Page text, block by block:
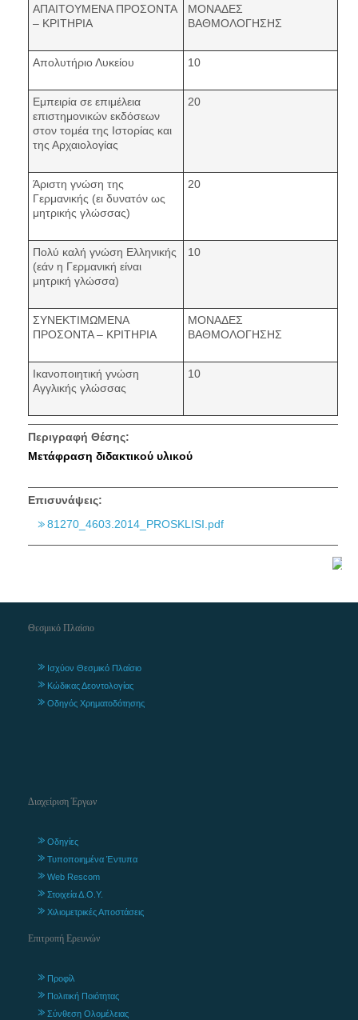
ΑΠΑΙΤΟΥΜΕΝΑ ΠΡΟΣΟΝΤΑ
– ΚΡΙΤΗΡΙΑ
ΜΟΝΑΔΕΣ
ΒΑΘΜΟΛΟΓΗΣΗΣ
Απολυτήριο Λυκείου 10
Εμπειρία σε επιμέλεια
επιστημονικών εκδόσεων
στον τομέα της Ιστορίας και
της Αρχαιολογίας
20
Άριστη γνώση της
Γερμανικής (ει δυνατόν ως
μητρικής γλώσσας)
20
Πολύ καλή γνώση Ελληνικής
(εάν η Γερμανική είναι
μητρική γλώσσα)
10
ΣΥΝΕΚΤΙΜΩΜΕΝΑ
ΠΡΟΣΟΝΤΑ – ΚΡΙΤΗΡΙΑ
ΜΟΝΑΔΕΣ
ΒΑΘΜΟΛΟΓΗΣΗΣ
Ικανοποιητική γνώση
Αγγλικής γλώσσας
10
Περιγραφή Θέσης:
Μετάφραση διδακτικού υλικού
Επισυνάψεις:
81270_4603.2014_PROSKLISI.pdf
Θεσμικό Πλαίσιο
Ισχύον Θεσμικό Πλαίσιο
Κώδικας Δεοντολογίας
Οδηγός Χρηματοδότησης
Διαχείριση Έργων
Οδηγίες
Τυποποιημένα Έντυπα
Web Rescom
Στοιχεία Δ.Ο.Υ.
Χιλιομετρικές Αποστάσεις
Επιτροπή Ερευνών
Προφίλ
Πολιτική Ποιότητας
Σύνθεση Ολομέλειας